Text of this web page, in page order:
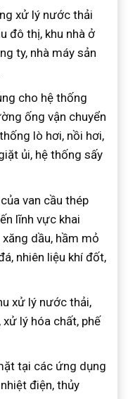
xử lý nước thải
đô thị, khu nhà ở
ty, nhà máy sản
cho hệ thống
ống vận chuyển
lò hơi, nồi hơi,
ủi, hệ thống sấy
van cầu thép
lĩnh vực khai
dầu, hầm mỏ
nhiên liệu khí đốt,
xử lý nước thải,
lý hóa chất, phế
tại các ứng dụng
điện, thủy